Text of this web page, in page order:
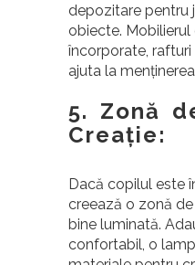
depozitare pentru
obiecte. Mobilierul
încorporate,
ajuta la
5. Zonă
Creație:
Dacă copilul este
creează o zonă
bine luminată.
confortabil, o